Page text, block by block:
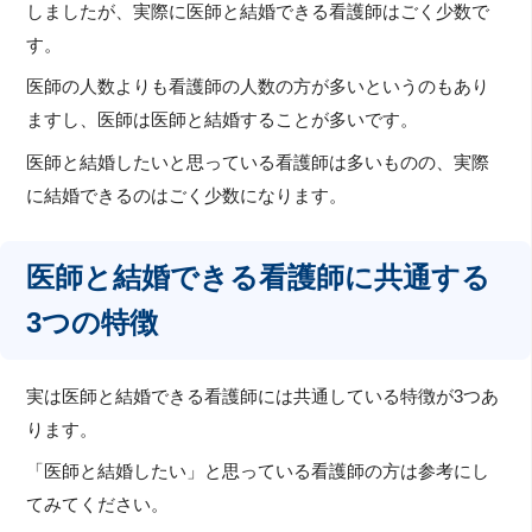
しましたが、実際に医師と結婚できる看護師はごく少数で
す。
医師の人数よりも看護師の人数の方が多いというのもあり
ますし、医師は医師と結婚することが多いです。
医師と結婚したいと思っている看護師は多いものの、実際
に結婚できるのはごく少数になります。
医師と結婚できる看護師に共通する
3つの特徴
実は医師と結婚できる看護師には共通している特徴が3つあ
ります。
「医師と結婚したい」と思っている看護師の方は参考にし
てみてください。